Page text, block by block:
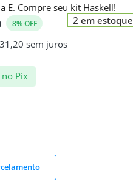
E. Compre seu kit Haskell!
8% OFF
31,20 sem juros
no Pix
2 em estoque